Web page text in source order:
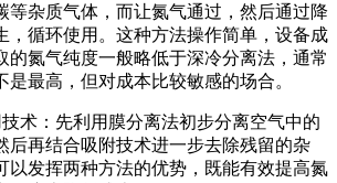
等杂质气体，而让氮气通过，然后通过降
，循环使用。这种方法操作简单，设备成
的氮气纯度一般略低于深冷分离法，通常
是最高，但对成本比较敏感的场合。
术：先利用膜分离法初步分离空气中的
后再结合吸附技术进一步去除残留的杂
以发挥两种方法的优势，既能有效提高氮